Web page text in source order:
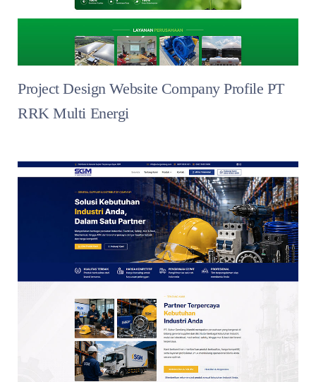
Project Design Website Company Profile PT
RRK Multi Energi